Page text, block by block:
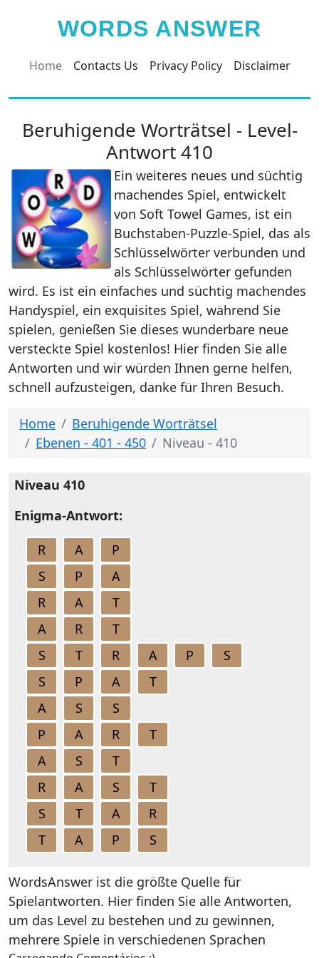
WORDS ANSWER
Home Contacts Us Privacy Policy Disclaimer
Beruhigende Worträtsel - Level-
Antwort 410
Ein weiteres neues und süchtig
machendes Spiel, entwickelt
von Soft Towel Games, ist ein
Buchstaben-Puzzle-Spiel, das als
Schlüsselwörter verbunden und
als Schlüsselwörter gefunden
wird. Es ist ein einfaches und süchtig machendes
Handyspiel, ein exquisites Spiel, während Sie
spielen, genießen Sie dieses wunderbare neue
versteckte Spiel kostenlos! Hier finden Sie alle
Antworten und wir würden Ihnen gerne helfen,
schnell aufzusteigen, danke für Ihren Besuch.
Home
Beruhigende Worträtsel
Ebenen - 401 - 450
Niveau - 410
Niveau 410
Enigma-Antwort:
R
A
P
S
P
A
R
A
T
A
R
T
S
T R A P
S
S
P A
T
A
S
S
P
A R
T
A
S
T
R
A S
T
S
T A
R
T
A P S
WordsAnswer ist die größte Quelle für
Spielantworten. Hier finden Sie alle Antworten,
um das Level zu bestehen und zu gewinnen,
mehrere Spiele in verschiedenen Sprachen